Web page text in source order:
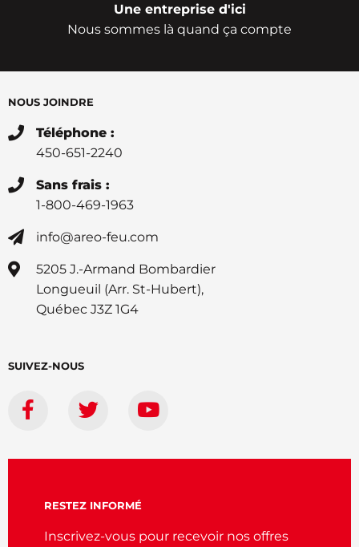
Une entreprise d'ici
Nous sommes là quand ça compte
NOUS JOINDRE
Téléphone :
450-651-2240
Sans frais :
1-800-469-1963
info@areo-feu.com
5205 J.-Armand Bombardier
Longueuil (Arr. St-Hubert),
Québec J3Z 1G4
SUIVEZ-NOUS
RESTEZ INFORMÉ
Inscrivez-vous pour recevoir nos offres